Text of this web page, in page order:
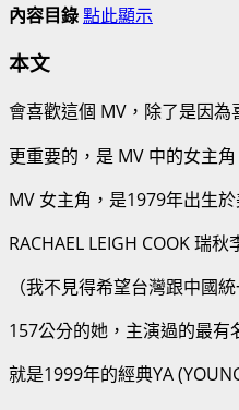
內容目錄點此顯示
本文
會喜歡這個 MV ，除了是因
更重要的，是 MV 中的女主角
MV 女主角，是1979年出生
RACHAEL LEIGH COOK瑞秋
（我不見得希望台灣跟中國
157公分的她，主演過的最有
就是1999年的經典YA